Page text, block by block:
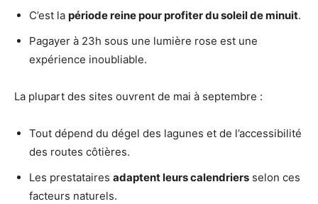
C’est la période reine pour profiter du soleil de minuit.
Pagayer à 23h sous une lumière rose est une
expérience inoubliable.
La plupart des sites ouvrent de mai à septembre :
Tout dépend du dégel des lagunes et de l’accessibilité
des routes côtières.
Les prestataires adaptent leurs calendriers selon ces
facteurs naturels.